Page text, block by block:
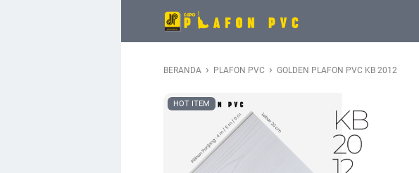
BERANDA › PLAFON PVC › GOLDEN PLAFON PVC KB 2012
HOT ITEM